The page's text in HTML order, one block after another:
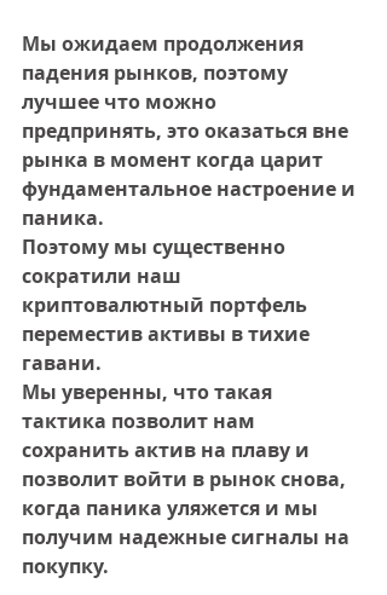
Мы ожидаем продолжения
падения рынков, поэтому
лучшее что можно
предпринять, это оказаться вне
рынка в момент когда царит
фундаментальное настроение и
паника.
Поэтому мы существенно
сократили наш
криптовалютный портфель
переместив активы в тихие
гавани.
Мы уверенны, что такая
тактика позволит нам
сохранить актив на плаву и
позволит войти в рынок снова,
когда паника уляжется и мы
получим надежные сигналы на
покупку.